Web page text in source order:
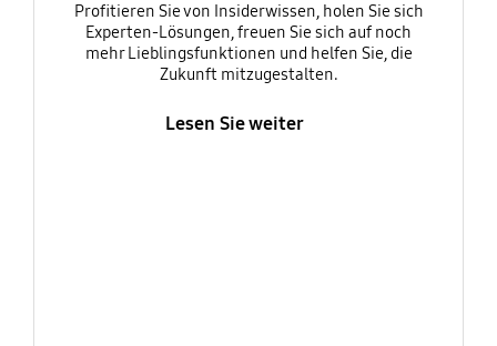
Profitieren Sie von Insiderwissen, holen Sie sich
Experten-Lösungen, freuen Sie sich auf noch
mehr Lieblingsfunktionen und helfen Sie, die
Zukunft mitzugestalten.
Lesen Sie weiter